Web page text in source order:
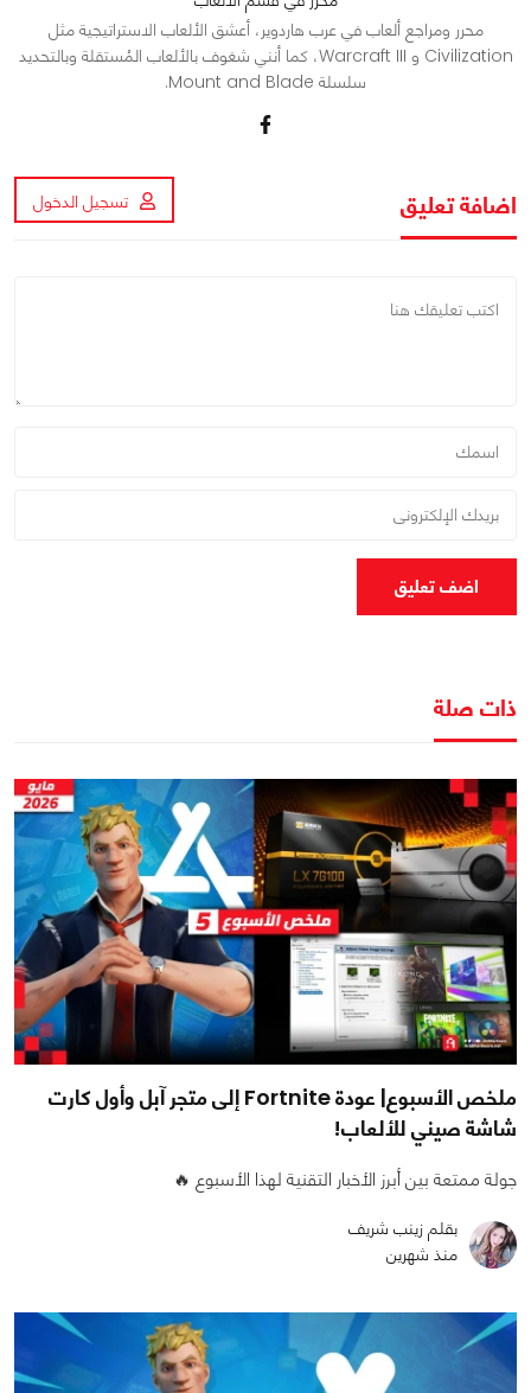
محرر ومراجع ألعاب في عرب هاردوير، أعشق الألعاب الاستراتيجية مثل
Civilization و Warcraft III، كما أنني شغوف بالألعاب المُستقلة وبالتحديد
سلسلة Mount and Blade.
اضافة تعليق تسجيل الدخول
اضف تعليق
ذات صلة
ملخص الأسبوع| عودة Fortnite إلى متجر آبل وأول كارت
شاشة صيني للألعاب!
جولة ممتعة بين أبرز الأخبار التقنية لهذا الأسبوع 🔥
بقلم زينب شريف
منذ شهرين